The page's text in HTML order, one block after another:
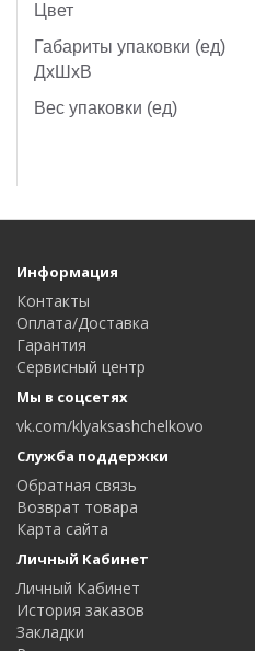
Цвет
Габариты упаковки (ед)
ДхШхВ
Вес упаковки (ед)
Информация
Контакты
Оплата/Доставка
Гарантия
Сервисный центр
Мы в соцсетях
vk.com/klyaksashchelkovo
Служба поддержки
Обратная связь
Возврат товара
Карта сайта
Личный Кабинет
Личный Кабинет
История заказов
Закладки